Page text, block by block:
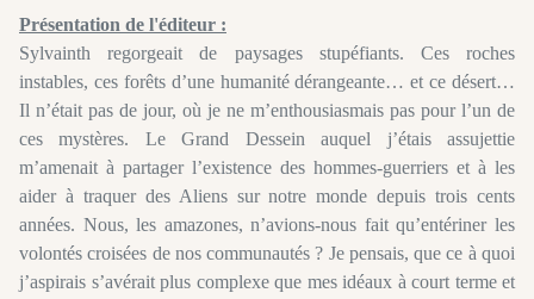
Présentation de l'éditeur :
Sylvainth regorgeait de paysages stupéfiants. Ces roches
instables, ces forêts d’une humanité dérangeante… et ce désert…
Il n’était pas de jour, où je ne m’enthousiasmais pas pour l’un de
ces mystères. Le Grand Dessein auquel j’étais assujettie
m’amenait à partager l’existence des hommes-guerriers et à les
aider à traquer des Aliens sur notre monde depuis trois cents
années. Nous, les amazones, n’avions-nous fait qu’entériner les
volontés croisées de nos communautés ? Je pensais, que ce à quoi
j’aspirais s’avérait plus complexe que mes idéaux à court terme et